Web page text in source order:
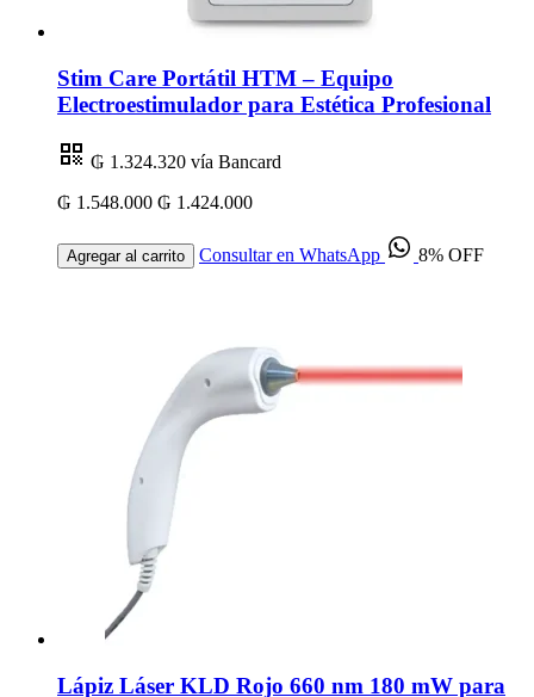
Stim Care Portátil HTM – Equipo
Electroestimulador para Estética Profesional
₲ 1.324.320 vía Bancard
₲ 1.548.000 ₲ 1.424.000
Agregar al carrito Consultar en WhatsApp 8% OFF
Lápiz Láser KLD Rojo 660 nm 180 mW para